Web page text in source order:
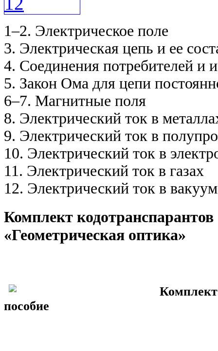
1–2. Электрическое поле
3. Электрическая цепь и ее
4. Соединения потребителей и
5. Закон Ома для цепи
6–7. Магнитные поля
8. Электрический ток в
9. Электрический ток в
10. Электрический ток в
11. Электрический ток в газах
12. Электрический ток в
Комплект
«Геометрическая оптика»
пособие